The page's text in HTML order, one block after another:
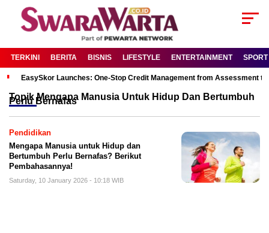
TERKINI BERITA BISNIS LIFESTYLE ENTERTAINMENT SPORT
EasySkor Launches: One-Stop Credit Management from Assessment
TopikMengapa Manusia Untuk Hidup Dan Bertumbuh
Perlu Bernafas
Pendidikan
Mengapa Manusia untuk Hidup dan
Bertumbuh Perlu Bernafas? Berikut
Pembahasannya!
Saturday, 10 January 2026 - 10:18 WIB